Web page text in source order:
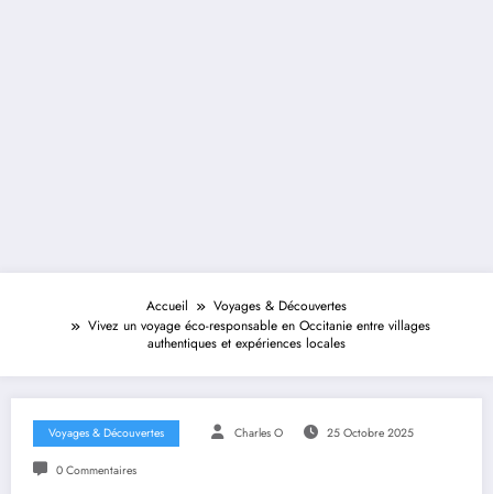
Accueil
Voyages & Découvertes
Vivez un voyage éco-responsable en Occitanie entre villages
authentiques et expériences locales
Voyages & Découvertes Charles O 25 Octobre 2025
0 Commentaires